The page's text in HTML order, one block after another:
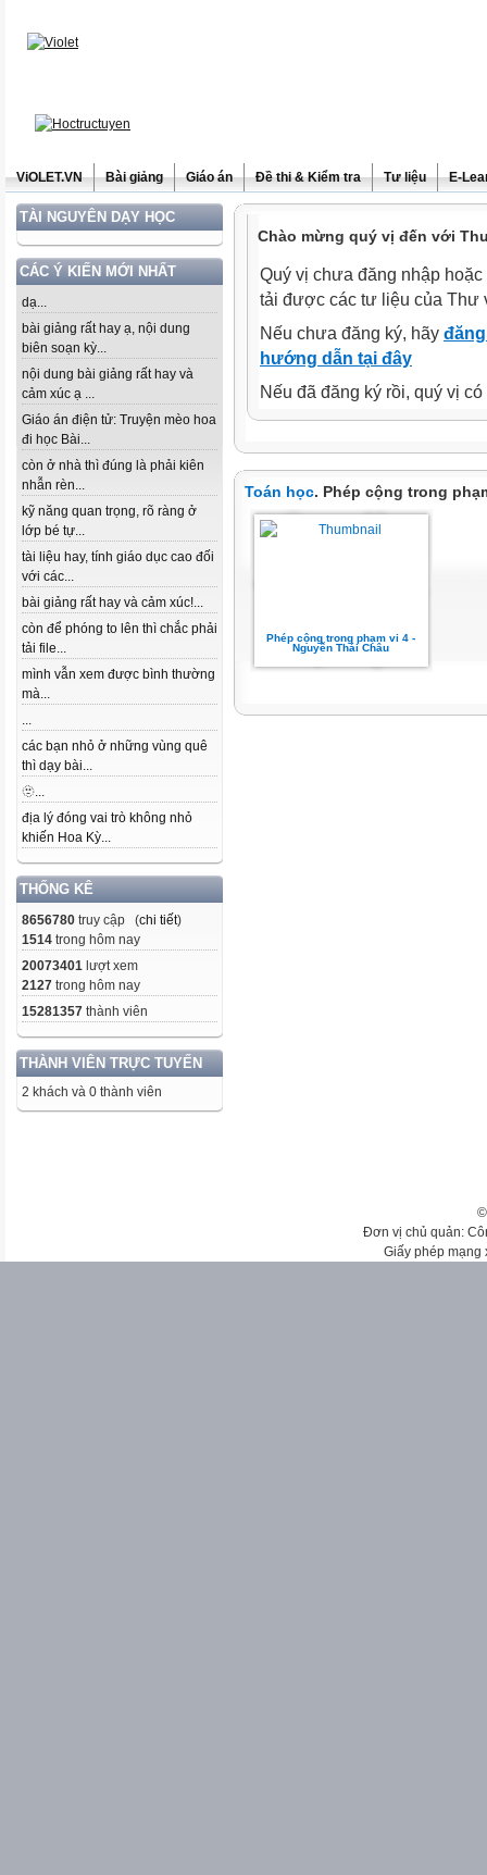
ViOLET.VN Bài giảng Giáo án Đề thi & Kiểm tra Tư liệu E-
TÀI NGUYÊN DẠY HỌC
CÁC Ý KIẾN MỚI NHẤT
dạ...
bài giảng rất hay ạ, nội dung
biên soạn kỳ...
nội dung bài giảng rất hay và
cảm xúc ạ ...
Giáo án điện tử: Truyện mèo hoa
đi học Bài...
còn ở nhà thì đúng là phải kiên
nhẫn rèn...
kỹ năng quan trọng, rõ ràng ở
lớp bé tự...
tài liệu hay, tính giáo dục cao đối
với các...
bài giảng rất hay và cảm xúc!...
còn để phóng to lên thì chắc phải
tải file...
mình vẫn xem được bình thường
mà...
...
các bạn nhỏ ở những vùng quê
thì dạy bài...
🫥...
địa lý đóng vai trò không nhỏ
khiến Hoa Kỳ...
THỐNG KÊ
8656780 truy cập (chi tiết)
1514 trong hôm nay
20073401 lượt xem
2127 trong hôm nay
15281357 thành viên
THÀNH VIÊN TRỰC TUYẾN
2 khách và 0 thành viên
Chào mừng quý vị đến với
Quý vị chưa đăng nhập
tải được các tư liệu của Thư
Nếu chưa đăng ký, hãy
hướng dẫn tại đây
Nếu đã đăng ký rồi, quý vị
Toán học. Phép cộng trong
Phép cộng trong phạm vi 4 -
Nguyễn Thái Châu
Đơn vị chủ quản:
Giấy phép mạng